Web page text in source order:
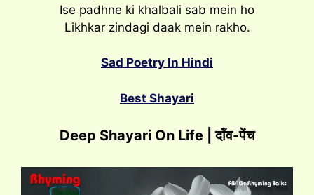
Ise padhne ki khalbali sab mein ho
Likhkar zindagi daak mein rakho.
Sad Poetry In Hindi
Best Shayari
Deep Shayari On Life | दॉंव-पेंच